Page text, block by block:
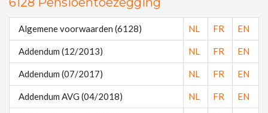
Algemene voorwaarden (6128) NL FR EN
Addendum (12/2013) NL FR EN
Addendum (07/2017) NL FR EN
Addendum AVG (04/2018) NL FR EN